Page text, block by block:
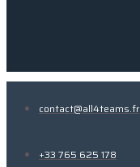
contact@all4teams.fr
+33 765 625 178